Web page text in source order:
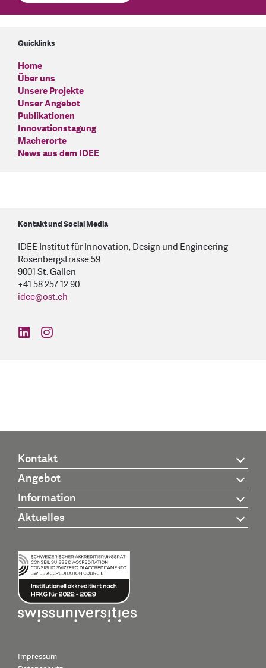
Quicklinks
Home
Über uns
Unsere Projekte
Unser Angebot
Publikationen
Innovationstagung
Macherorte
News aus dem IDEE
Kontakt und Social Media
IDEE Institut für Innovation, Design und Engineering
Rosenbergstrasse 59
9001 St. Gallen
+41 58 257 12 90
idee@ost.ch
find us on: linkedin
find us on: instagram
Kontakt
Angebot
Information
Aktuelles
Impressum